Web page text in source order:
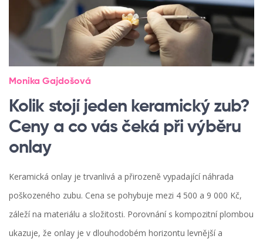
Monika Gajdošová
Kolik stojí jeden keramický zub?
Ceny a co vás čeká při výběru
onlay
Keramická onlay je trvanlivá a přirozeně vypadající náhrada
poškozeného zubu. Cena se pohybuje mezi 4 500 a 9 000 Kč,
záleží na materiálu a složitosti. Porovnání s kompozitní plombou
ukazuje, že onlay je v dlouhodobém horizontu levnější a